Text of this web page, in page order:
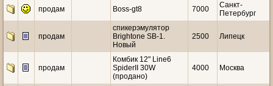
продам Boss-gt8 7000
Санкт-
Петербург
продам
спикерэмулятор
Brightone SB-1.
Новый
2500 Липецк
продам
Комбик 12" Line6
SpiderII 30W
(продано)
4000 Москва